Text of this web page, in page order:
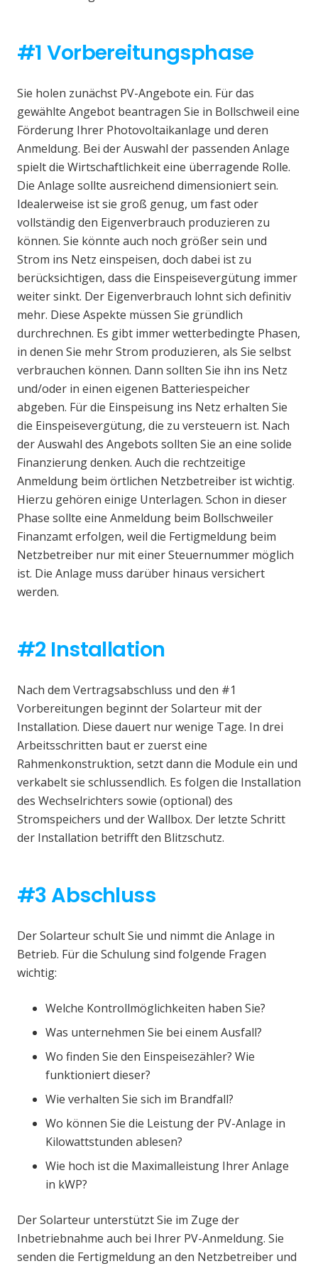
#1 Vorbereitungsphase
Sie holen zunächst PV-Angebote ein. Für das
gewählte Angebot beantragen Sie in Bollschweil eine
Förderung Ihrer Photovoltaikanlage und deren
Anmeldung. Bei der Auswahl der passenden Anlage
spielt die Wirtschaftlichkeit eine überragende Rolle.
Die Anlage sollte ausreichend dimensioniert sein.
Idealerweise ist sie groß genug, um fast oder
vollständig den Eigenverbrauch produzieren zu
können. Sie könnte auch noch größer sein und
Strom ins Netz einspeisen, doch dabei ist zu
berücksichtigen, dass die Einspeisevergütung immer
weiter sinkt. Der Eigenverbrauch lohnt sich definitiv
mehr. Diese Aspekte müssen Sie gründlich
durchrechnen. Es gibt immer wetterbedingte Phasen,
in denen Sie mehr Strom produzieren, als Sie selbst
verbrauchen können. Dann sollten Sie ihn ins Netz
und/oder in einen eigenen Batteriespeicher
abgeben. Für die Einspeisung ins Netz erhalten Sie
die Einspeisevergütung, die zu versteuern ist. Nach
der Auswahl des Angebots sollten Sie an eine solide
Finanzierung denken. Auch die rechtzeitige
Anmeldung beim örtlichen Netzbetreiber ist wichtig.
Hierzu gehören einige Unterlagen. Schon in dieser
Phase sollte eine Anmeldung beim Bollschweiler
Finanzamt erfolgen, weil die Fertigmeldung beim
Netzbetreiber nur mit einer Steuernummer möglich
ist. Die Anlage muss darüber hinaus versichert
werden.
#2 Installation
Nach dem Vertragsabschluss und den #1
Vorbereitungen beginnt der Solarteur mit der
Installation. Diese dauert nur wenige Tage. In drei
Arbeitsschritten baut er zuerst eine
Rahmenkonstruktion, setzt dann die Module ein und
verkabelt sie schlussendlich. Es folgen die Installation
des Wechselrichters sowie (optional) des
Stromspeichers und der Wallbox. Der letzte Schritt
der Installation betrifft den Blitzschutz.
#3 Abschluss
Der Solarteur schult Sie und nimmt die Anlage in
Betrieb. Für die Schulung sind folgende Fragen
wichtig:
Welche Kontrollmöglichkeiten haben Sie?
Was unternehmen Sie bei einem Ausfall?
Wo finden Sie den Einspeisezähler? Wie
funktioniert dieser?
Wie verhalten Sie sich im Brandfall?
Wo können Sie die Leistung der PV-Anlage in
Kilowattstunden ablesen?
Wie hoch ist die Maximalleistung Ihrer Anlage
in kWP?
Der Solarteur unterstützt Sie im Zuge der
Inbetriebnahme auch bei Ihrer PV-Anmeldung. Sie
senden die Fertigmeldung an den Netzbetreiber und